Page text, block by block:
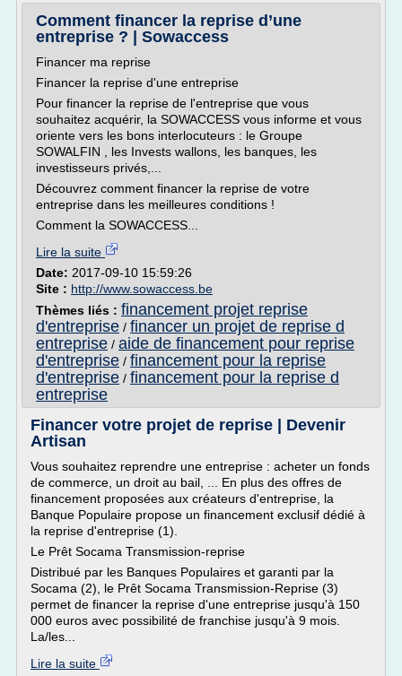
Comment financer la reprise d’une
entreprise ? | Sowaccess
Financer ma reprise
Financer la reprise d'une entreprise
Pour financer la reprise de l'entreprise que vous
souhaitez acquérir, la SOWACCESS vous informe et vous
oriente vers les bons interlocuteurs : le Groupe
SOWALFIN , les Invests wallons, les banques, les
investisseurs privés,...
Découvrez comment financer la reprise de votre
entreprise dans les meilleures conditions !
Comment la SOWACCESS...
Lire la suite
Date: 2017-09-10 15:59:26
Site : http://www.sowaccess.be
Thèmes liés : financement projet reprise
d'entreprise / financer un projet de reprise d
entreprise / aide de financement pour reprise
d'entreprise / financement pour la reprise
d'entreprise / financement pour la reprise d
entreprise
Financer votre projet de reprise | Devenir
Artisan
Vous souhaitez reprendre une entreprise : acheter un fonds
de commerce, un droit au bail, ... En plus des offres de
financement proposées aux créateurs d'entreprise, la
Banque Populaire propose un financement exclusif dédié à
la reprise d'entreprise (1).
Le Prêt Socama Transmission-reprise
Distribué par les Banques Populaires et garanti par la
Socama (2), le Prêt Socama Transmission-Reprise (3)
permet de financer la reprise d'une entreprise jusqu'à 150
000 euros avec possibilité de franchise jusqu'à 9 mois.
La/les...
Lire la suite